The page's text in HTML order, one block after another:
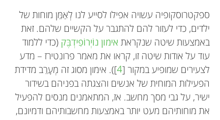
ספקטרוסקופיה עשויה אפילו לסייע לנו לְאַמֵּן מוחות של
ילדים, כדי לעזור להם להתגבר על הקשיים שלהם. זאת
באמצעות שיטה שנקראת אימון נוֹיְרוֹפִידְבֶּק (כדי ללמוד
עוד על אודות שיטה זו, קראו את מאמר פרונטירז – מדע
לצעירים שמופיע במקור [4]). אימון מסוג זה מְעָרֵב מדידת
הפעילות המוחית של אנשים והצגתה בפניהם בשידור
ישיר, על גבי מסך מחשב. אז, המתאמנים מנסים להפעיל
את מוחותיהם מעט יותר באמצעות מחשבותיהם ודמיונם,